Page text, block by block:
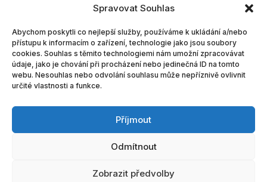
Spravovat Souhlas
Abychom poskytli co nejlepší služby, používáme k ukládání a/nebo
přístupu k informacím o zařízení, technologie jako jsou soubory
cookies. Souhlas s těmito technologiemi nám umožní zpracovávat
údaje, jako je chování při procházení nebo jedinečná ID na tomto
webu. Nesouhlas nebo odvolání souhlasu může nepříznivě ovlivnit
určité vlastnosti a funkce.
Příjmout
Odmítnout
Zobrazit předvolby
O nás
Velkoobchod
Blog
Tvorba a správa www stránek